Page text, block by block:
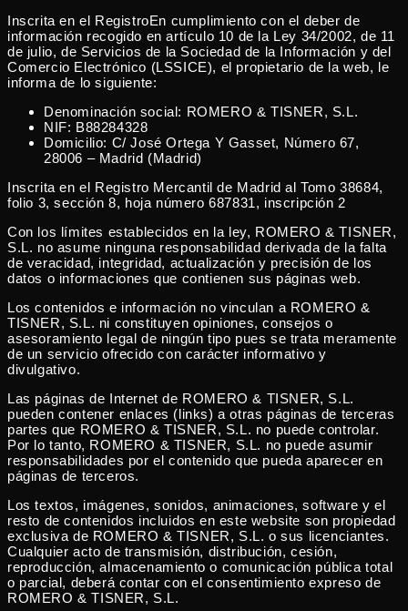
Inscrita en el RegistroEn cumplimiento con el deber de
información recogido en artículo 10 de la Ley 34/2002, de 11
de julio, de Servicios de la Sociedad de la Información y del
Comercio Electrónico (LSSICE), el propietario de la web, le
informa de lo siguiente:
Denominación social: ROMERO & TISNER, S.L.
NIF: B88284328
Domicilio: C/ José Ortega Y Gasset, Número 67,
28006 – Madrid (Madrid)
Inscrita en el Registro Mercantil de Madrid al Tomo 38684,
folio 3, sección 8, hoja número 687831, inscripción 2
Con los límites establecidos en la ley, ROMERO & TISNER,
S.L. no asume ninguna responsabilidad derivada de la falta
de veracidad, integridad, actualización y precisión de los
datos o informaciones que contienen sus páginas web.
Los contenidos e información no vinculan a ROMERO &
TISNER, S.L. ni constituyen opiniones, consejos o
asesoramiento legal de ningún tipo pues se trata meramente
de un servicio ofrecido con carácter informativo y
divulgativo.
Las páginas de Internet de ROMERO & TISNER, S.L.
pueden contener enlaces (links) a otras páginas de terceras
partes que ROMERO & TISNER, S.L. no puede controlar.
Por lo tanto, ROMERO & TISNER, S.L. no puede asumir
responsabilidades por el contenido que pueda aparecer en
páginas de terceros.
Los textos, imágenes, sonidos, animaciones, software y el
resto de contenidos incluidos en este website son propiedad
exclusiva de ROMERO & TISNER, S.L. o sus licenciantes.
Cualquier acto de transmisión, distribución, cesión,
reproducción, almacenamiento o comunicación pública total
o parcial, deberá contar con el consentimiento expreso de
ROMERO & TISNER, S.L.